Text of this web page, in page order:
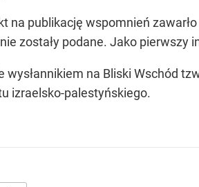
na publikację wspomnień
zostały podane. Jako pierwszy
wysłannikiem na Bliski Wschód
izraelsko-palestyńskiego.